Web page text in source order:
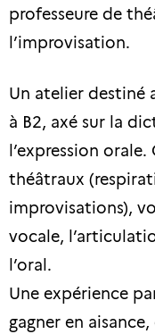
professeure de
l’improvisation.
Un atelier destiné
à B2, axé sur la
l’expression orale.
théâtraux
improvisations),
vocale,
l’oral.
Une expérience
gagner en